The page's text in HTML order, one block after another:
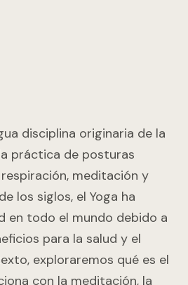
disciplina originaria de la
práctica de posturas
meditación y
los siglos, el Yoga ha
en todo el mundo debido a
para la salud y el
exploraremos qué es el
con la meditación, la